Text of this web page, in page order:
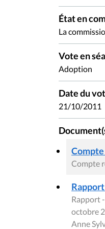
État en
La
Vote en
Adoption
Date du
21/10/2011
Compte
Compte
Rapport
Rapport
octobre
Anne